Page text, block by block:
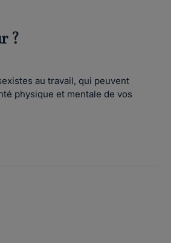
?
au travail, qui peuvent
physique et mentale de vos